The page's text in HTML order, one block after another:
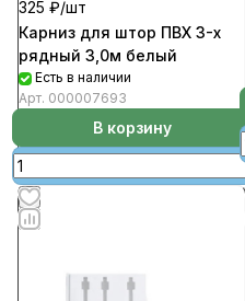
325 ₽/шт
Карниз для штор ПВХ 3-х
рядный 3,0м белый
Есть в наличии
Арт. 000007693
В корзину